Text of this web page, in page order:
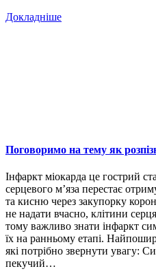
Докладніше
Поговоримо на тему як
Інфаркт міокарда це гострий
серцевого м’яза перестає
та кисню через закупорку
не надати вчасно, клітини
тому важливо знати інфаркт
їх на ранньому етапі.
які потрібно звернути увагу:
пекучий…